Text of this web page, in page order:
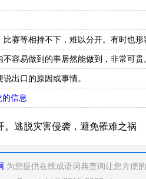
比赛等相持不下，难以分开。有时也
不容易做到的事居然能做到，非常可贵
出口的原因或事情。
信息
。逃脱灾害侵袭，避免罹难之祸
为您提供在线成语词典查询让您方便